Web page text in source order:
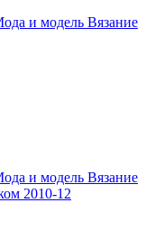
и модель Вязание
и модель Вязание
2010-12